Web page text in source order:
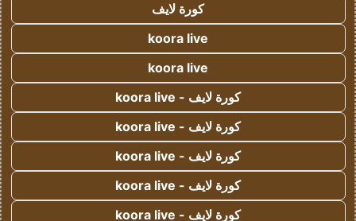
كورة لايف
koora live
koora live
كورة لايف - koora live
كورة لايف - koora live
كورة لايف - koora live
كورة لايف - koora live
كورة لايف - koora live